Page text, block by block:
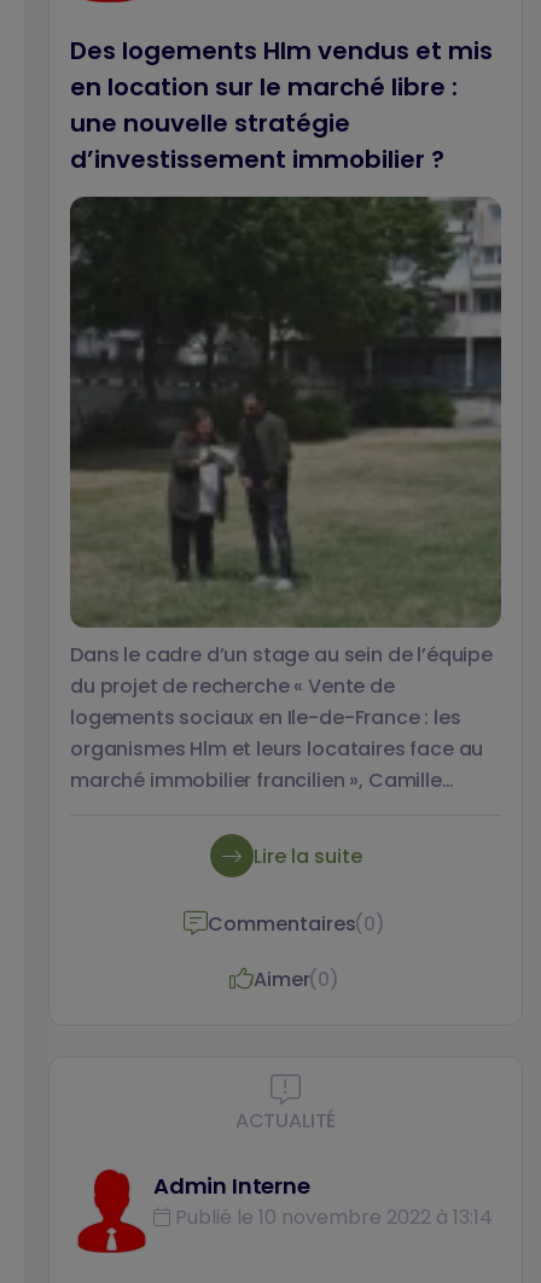
Des logements Hlm vendus et mis
en location sur le marché libre :
une nouvelle stratégie
d’investissement immobilier ?
Dans le cadre d’un stage au sein de l’équipe
du projet de recherche « Vente de
logements sociaux en Ile-de-France : les
organismes Hlm et leurs locataires face au
marché immobilier francilien », Camille
Paris 1 Panthéon Sorbonne, a réalisé une
étude auprès de 16 ménages ayant acquis
un logement Hlm pour ensuite le louer sur le
marché locatif « libre ». Cette approche
qualitative est complétée par une analyse
de Sylvie Fol et de Matthieu Gimat. En voici
les principaux enseignements.
Lire la suite
Commentaires(0)
Aimer(0)
ACTUALITÉ
Admin Interne
Publié le 10 novembre 2022 à 13:14